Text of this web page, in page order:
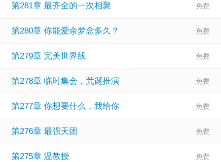
第281章 最齐全的一次相聚
第280章 你能爱余梦念多久？
第279章 完美世界线
第278章 临时集会，荒诞推演
第277章 你想要什么，我给你
第276章 最强天团
第275章 温教授